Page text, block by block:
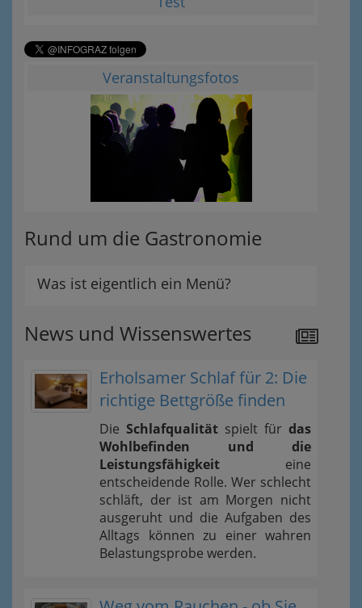
Veranstaltungsfotos
Rund um die Gastronomie
Was ist eigentlich ein Menü?
News und Wissenswertes
Erholsamer Schlaf für 2: Die
richtige Bettgröße finden
Die Schlafqualität spielt für das
Wohlbefinden und die
Leistungsfähigkeit eine
entscheidende Rolle. Wer schlecht
schläft, der ist am Morgen nicht
ausgeruht und die Aufgaben des
Alltags können zu einer wahren
Belastungsprobe werden.